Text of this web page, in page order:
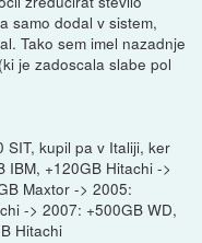
samo dodal v sistem,
Tako sem imel nazadnje
je zadoscala slabe pol
kupil pa v Italiji, ker
+120GB Hitachi ->
Maxtor -> 2005:
-> 2007: +500GB WD,
Hitachi